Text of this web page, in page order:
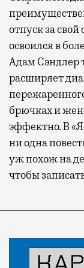
отпуск за
освоился в
Адам Сэндлер
расширяет
брючках и
эффектно. В
ни одна
уж похож на
чтобы